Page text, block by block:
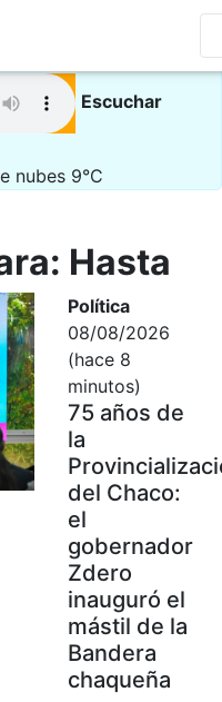
Escuchar
nubes 9°C
Hasta
Política
08/08/2026
(hace 8
minutos)
75 años de
la
del Chaco:
el
gobernador
Zdero
inauguró el
mástil de la
Bandera
chaqueña